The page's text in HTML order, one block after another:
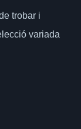
trobar i
variada